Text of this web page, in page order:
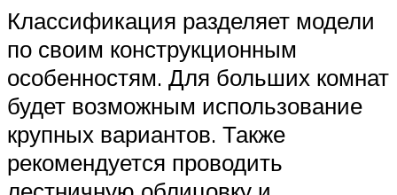
Классификация разделяет модели
по своим конструкционным
особенностям. Для больших комнат
будет возможным использование
крупных вариантов. Также
рекомендуется проводить